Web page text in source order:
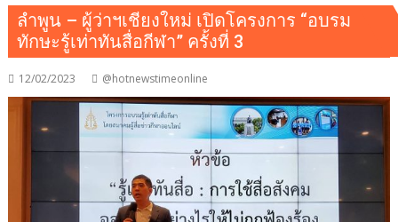
ลำพูน – ผู้ว่าฯเชียงใหม่ เปิดโครงการ “อบรม
ทักษะรู้เท่าทันสื่อกีฬา” ครั้งที่ 3
12/02/2023 @hotnewstimeonline